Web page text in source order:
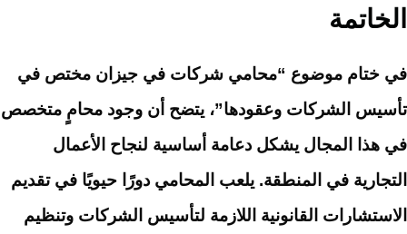
الخاتمة
في ختام موضوع “محامي شركات في جيزان مختص في
تأسيس الشركات وعقودها”، يتضح أن وجود محامٍ متخصص
في هذا المجال يشكل دعامة أساسية لنجاح الأعمال
التجارية في المنطقة. يلعب المحامي دورًا حيويًا في تقديم
الاستشارات القانونية اللازمة لتأسيس الشركات وتنظيم